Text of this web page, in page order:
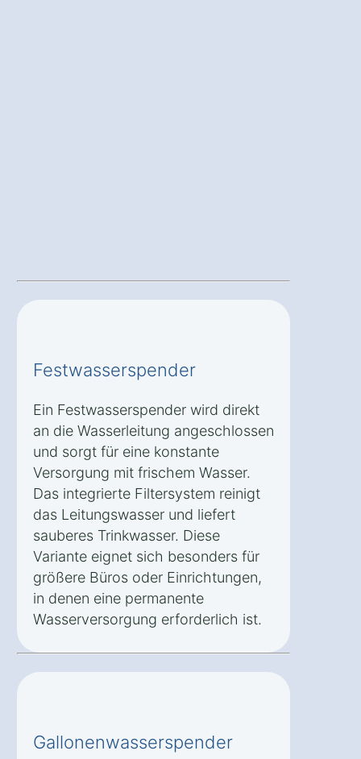
Festwasserspender
Ein Festwasserspender wird direkt
an die Wasserleitung angeschlossen
und sorgt für eine konstante
Versorgung mit frischem Wasser.
Das integrierte Filtersystem reinigt
das Leitungswasser und liefert
sauberes Trinkwasser. Diese
Variante eignet sich besonders für
größere Büros oder Einrichtungen,
in denen eine permanente
Wasserversorgung erforderlich ist.
Gallonenwasserspender